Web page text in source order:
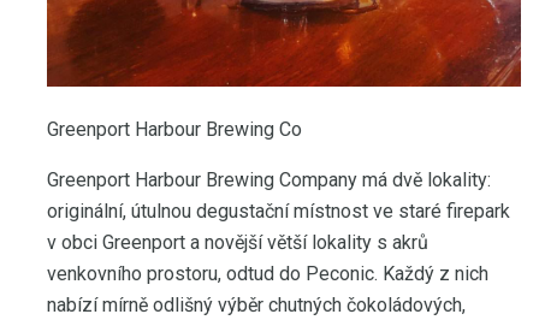
Greenport Harbour Brewing Co
Greenport Harbour Brewing Company má dvě lokality:
originální, útulnou degustační místnost ve staré firepark
v obci Greenport a novější větší lokality s akrů
venkovního prostoru, odtud do Peconic. Každý z nich
nabízí mírně odlišný výběr chutných čokoládových,